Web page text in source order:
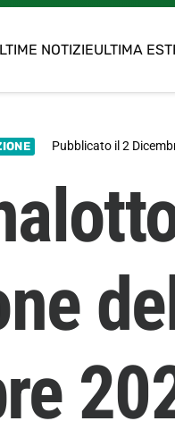
NOTIZIEULTIMA
Pubblicato il2